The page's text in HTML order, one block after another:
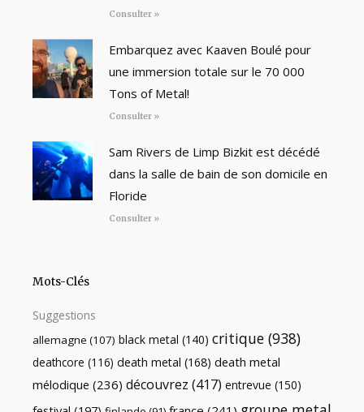
Consulter »
Embarquez avec Kaaven Boulé pour
une immersion totale sur le 70 000
Tons of Metal!
Consulter »
Sam Rivers de Limp Bizkit est décédé
dans la salle de bain de son domicile en
Floride
Consulter »
Mots-Clés
Suggestions
allemagne (107) black metal (140) critique (938)
deathcore (116) death metal (168) death metal
mélodique (236) découvrez (417) entrevue (150)